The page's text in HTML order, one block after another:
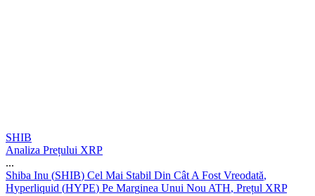
SHIB
Analiza Prețului XRP
...
Shiba Inu (SHIB) Cel Mai Stabil Din Cât A Fost Vreodată,
Hyperliquid (HYPE) Pe Marginea Unui Nou ATH, Prețul XRP